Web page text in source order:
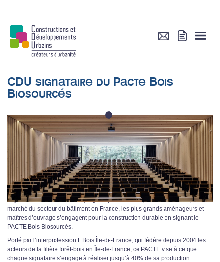
CDU signataire du Pacte Bois
Biosourcés
Le secteur du bâtiment engage sa révolution verte en Île-de-France !
Afin d’atteindre l’objectif de la neutralité carbone à horizon 2050, la Stratégie
Nationale Bas Carbone prévoit la réduction de 49% de l’empreinte carbone
du secteur du bâtiment en 2030, par rapport à 2015. Réponse imparable, les
constructions en bois et matériaux biosourcés représentent jusqu’à 60% de
gaz à effet de serre en moins par rapport à des constructions en structure en
béton, et les bâtiments continuent à stocker le carbone pendant toute leur
durée de vie.
Aujourd’hui en Île-de-France, région qui concentre près de 30% des parts de
marché du secteur du bâtiment en France, les plus grands aménageurs et
maîtres d’ouvrage s’engagent pour la construction durable en signant le
PACTE Bois Biosourcés.
Porté par l’interprofession FIBois Île-de-France, qui fédère depuis 2004 les
acteurs de la filière forêt-bois en Île-de-France, ce PACTE vise à ce que
chaque signataire s’engage à réaliser jusqu’à 40% de sa production